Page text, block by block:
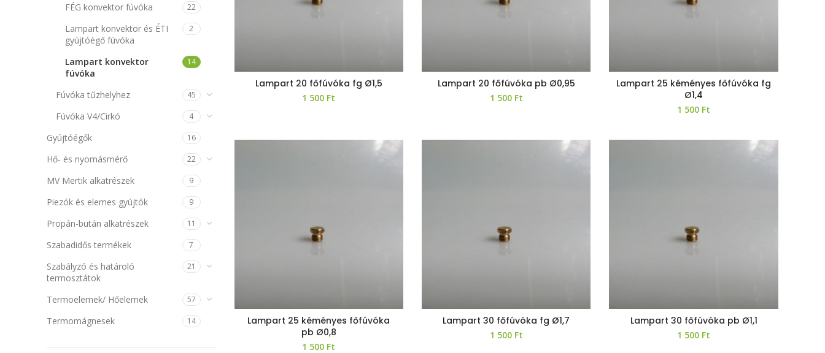
FÉG konvektor fúvóka 22
Lampart konvektor és ÉTI
gyújtóégő fúvóka
2
Lampart konvektor
fúvóka
14
Fúvóka tűzhelyhez 45
Fúvóka V4/Cirkó 4
Gyújtóégők 16
Hő- és nyomásmérő 22
MV Mertik alkatrészek 9
Piezók és elemes gyújtók 9
Propán-bután alkatrészek 11
Szabadidős termékek 7
Szabályzó és határoló
termosztátok
21
Termoelemek/ Hőelemek 57
Termomágnesek 14
Lampart 20 főfúvóka fg Ø1,5
1 500 Ft
Lampart 20 főfúvóka pb Ø0,95
1 500 Ft
Lampart 25 kéményes főfúvóka fg
Ø1,4
1 500 Ft
Lampart 25 kéményes főfúvóka
pb Ø0,8
1 500 Ft
Lampart 30 főfúvóka fg Ø1,7
1 500 Ft
Lampart 30 főfúvóka pb Ø1,1
1 500 Ft